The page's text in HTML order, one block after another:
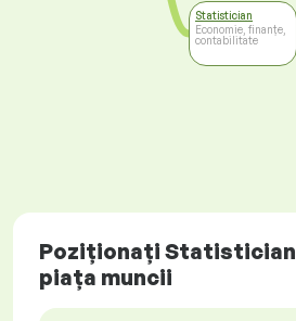
Statistician
Economie, finanțe,
contabilitate
Poziționați Statistician
piața muncii